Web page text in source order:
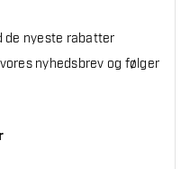
de nyeste rabatter
nyhedsbrev og følger